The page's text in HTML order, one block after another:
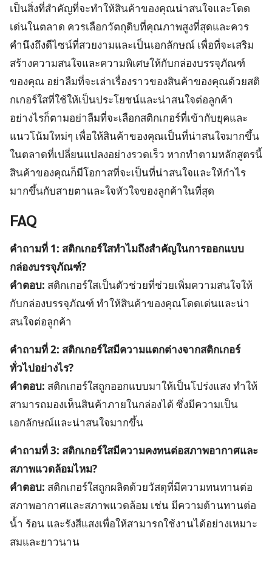
เป็นสิ่งที่สำคัญที่จะทำให้สินค้าของคุณน่าสนใจและโดด
เด่นในตลาด ควรเลือกวัตถุดิบที่คุณภาพสูงที่สุดและควร
คำนึงถึงดีไซน์ที่สวยงามและเป็นเอกลักษณ์ เพื่อที่จะเสริม
สร้างความสนใจและความพิเศษให้กับกล่องบรรจุภัณฑ์
ของคุณ อย่าลืมที่จะเล่าเรื่องราวของสินค้าของคุณด้วยสติ
กเกอร์ใสที่ใช้ให้เป็นประโยชน์และน่าสนใจต่อลูกค้า
อย่างไรก็ตามอย่าลืมที่จะเลือกสติกเกอร์ที่เข้ากับยุคและ
แนวโน้มใหม่ๆ เพื่อให้สินค้าของคุณเป็นที่น่าสนใจมากขึ้น
ในตลาดที่เปลี่ยนแปลงอย่างรวดเร็ว หากทำตามหลักสูตรนี้
สินค้าของคุณก็มีโอกาสที่จะเป็นที่น่าสนใจและให้กำไร
มากขึ้นกับสายตาและใจหัวใจของลูกค้าในที่สุด
FAQ
คำถามที่ 1: สติกเกอร์ใสทำไมถึงสำคัญในการออกแบบ
กล่องบรรจุภัณฑ์?
คำตอบ: สติกเกอร์ใสเป็นตัวช่วยที่ช่วยเพิ่มความสนใจให้
กับกล่องบรรจุภัณฑ์ ทำให้สินค้าของคุณโดดเด่นและน่า
สนใจต่อลูกค้า
คำถามที่ 2: สติกเกอร์ใสมีความแตกต่างจากสติกเกอร์
ทั่วไปอย่างไร?
คำตอบ: สติกเกอร์ใสถูกออกแบบมาให้เป็นโปร่งแสง ทำให้
สามารถมองเห็นสินค้าภายในกล่องได้ ซึ่งมีความเป็น
เอกลักษณ์และน่าสนใจมากขึ้น
คำถามที่ 3: สติกเกอร์ใสมีความคงทนต่อสภาพอากาศและ
สภาพแวดล้อมไหม?
คำตอบ: สติกเกอร์ใสถูกผลิตด้วยวัสดุที่มีความทนทานต่อ
สภาพอากาศและสภาพแวดล้อม เช่น มีความต้านทานต่อ
น้ำ ร้อน และรังสีแสงเพื่อให้สามารถใช้งานได้อย่างเหมาะ
สมและยาวนาน